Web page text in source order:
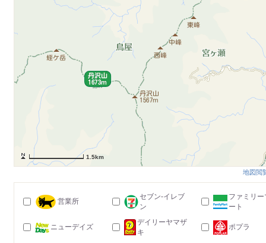
1.5km
地図閲
営業所
セブン-イレブ
ン
ファミリー
ート
ニューデイズ
デイリーヤマザ
キ
ポプラ